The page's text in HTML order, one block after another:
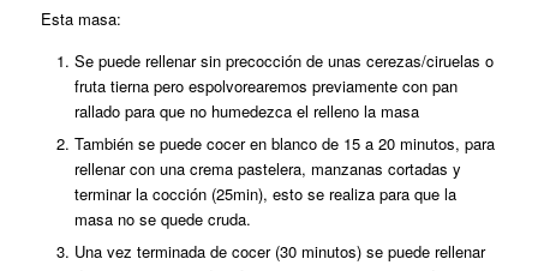
Esta masa:
Se puede rellenar sin precocción de unas cerezas/ciruelas o
fruta tierna pero espolvorearemos previamente con pan
rallado para que no humedezca el relleno la masa
También se puede cocer en blanco de 15 a 20 minutos, para
rellenar con una crema pastelera, manzanas cortadas y
terminar la cocción (25min), esto se realiza para que la
masa no se quede cruda.
Una vez terminada de cocer (30 minutos) se puede rellenar